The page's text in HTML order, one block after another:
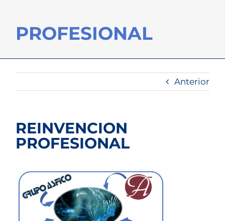
PROFESIONAL
Anterior
REINVENCION
PROFESIONAL